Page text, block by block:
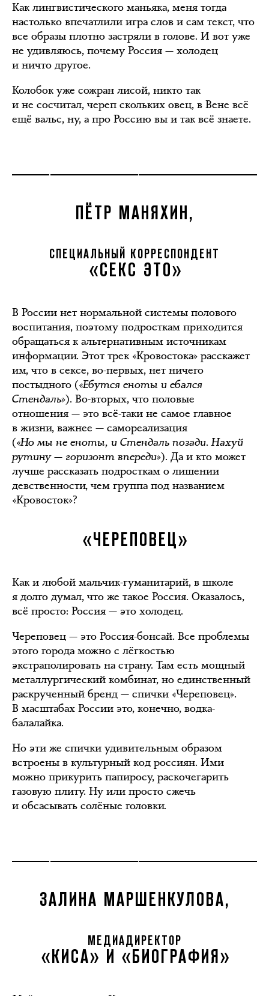
Как лингвистического маньяка, меня тогда
настолько впечатлили игра слов и сам текст, что
все образы плотно застряли в голове. И вот уже
не удивляюсь, почему Россия — холодец
и ничто другое.
Колобок уже сожран лисой, никто так
и не сосчитал, череп скольких овец, в Вене всё
ещё вальс, ну, а про Россию вы и так всё знаете.
ПЁТР МАНЯХИН,
СПЕЦИАЛЬНЫЙ КОРРЕСПОНДЕНТ
«СЕКС ЭТО»
В России нет нормальной системы полового
воспитания, поэтому подросткам приходится
обращаться к альтернативным источникам
информации. Этот трек «Кровостока» расскажет
им, что в сексе, во-первых, нет ничего
постыдного («Ебутся еноты и ебался
Стендаль»). Во-вторых, что половые
отношения — это всё-таки не самое главное
в жизни, важнее — самореализация
(«Но мы не еноты, и Стендаль позади. Нахуй
рутину — горизонт впереди»). Да и кто может
лучше рассказать подросткам о лишении
девственности, чем группа под названием
«Кровосток»?
«ЧЕРЕПОВЕЦ»
Как и любой мальчик-гуманитарий, в школе
я долго думал, что же такое Россия. Оказалось,
всё просто: Россия — это холодец.
Череповец — это Россия-бонсай. Все проблемы
этого города можно с лёгкостью
экстраполировать на страну. Там есть мощный
металлургический комбинат, но единственный
раскрученный бренд — спички «Череповец».
В масштабах России это, конечно, водка-
балалайка.
Но эти же спички удивительным образом
встроены в культурный код россиян. Ими
можно прикурить папиросу, раскочегарить
газовую плиту. Ну или просто сжечь
и обсасывать солёные головки.
ЗАЛИНА МАРШЕНКУЛОВА,
МЕДИАДИРЕКТОР
«КИСА» И «БИОГРАФИЯ»